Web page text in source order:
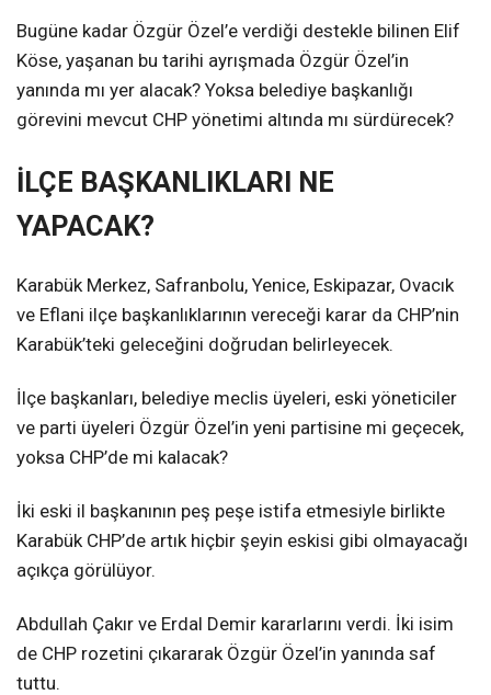
Bugüne kadar Özgür Özel’e verdiği destekle bilinen Elif
Köse, yaşanan bu tarihi ayrışmada Özgür Özel’in
yanında mı yer alacak? Yoksa belediye başkanlığı
görevini mevcut CHP yönetimi altında mı sürdürecek?
İLÇE BAŞKANLIKLARI NE
YAPACAK?
Karabük Merkez, Safranbolu, Yenice, Eskipazar, Ovacık
ve Eflani ilçe başkanlıklarının vereceği karar da CHP’nin
Karabük’teki geleceğini doğrudan belirleyecek.
İlçe başkanları, belediye meclis üyeleri, eski yöneticiler
ve parti üyeleri Özgür Özel’in yeni partisine mi geçecek,
yoksa CHP’de mi kalacak?
İki eski il başkanının peş peşe istifa etmesiyle birlikte
Karabük CHP’de artık hiçbir şeyin eskisi gibi olmayacağı
açıkça görülüyor.
Abdullah Çakır ve Erdal Demir kararlarını verdi. İki isim
de CHP rozetini çıkararak Özgür Özel’in yanında saf
tuttu.